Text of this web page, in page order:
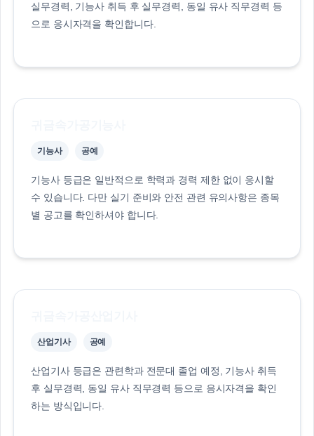
실무경력, 기능사 취득 후 실무경력, 동일 유사 직무경력 등
으로 응시자격을 확인합니다.
기능사 공예
기능사 등급은 일반적으로 학력과 경력 제한 없이 응시할
수 있습니다. 다만 실기 준비와 안전 관련 유의사항은 종목
별 공고를 확인하셔야 합니다.
산업기사 공예
산업기사 등급은 관련학과 전문대 졸업 예정, 기능사 취득
후 실무경력, 동일 유사 직무경력 등으로 응시자격을 확인
하는 방식입니다.